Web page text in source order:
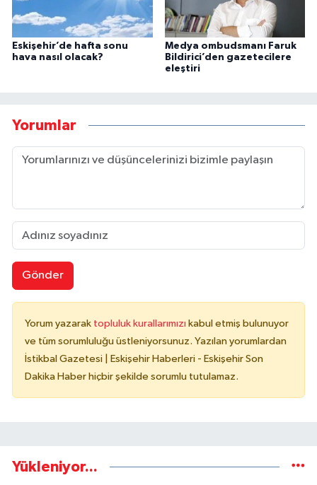
Eskişehir’de hafta sonu
hava nasıl olacak?
Medya ombudsmanı Faruk
Bildirici’den gazetecilere
eleştiri
Yorumlar
Gönder
Yorum yazarak topluluk kurallarımızı kabul etmiş bulunuyor
ve tüm sorumluluğu üstleniyorsunuz. Yazılan yorumlardan
İstikbal Gazetesi | Eskişehir Haberleri - Eskişehir Son
Dakika Haber hiçbir şekilde sorumlu tutulamaz.
Yükleniyor...